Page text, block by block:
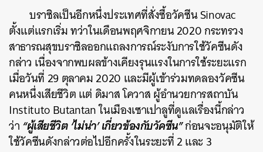
บราซิลเป็นอีกหนึ่งประเทศที่สั่งซื้อวัคซีน Sinovac
ตั้งแต่แรกเริ่ม ทว่าในเดือนพฤศจิกายน 2020 กระทรวง
สาธารณสุขบราซิลออกแถลงการณ์ระงับการใช้วัคซีนดัง
กล่าว เนื่องจากพบผลข้างเคียงรุนแรงในการใช้ระยะแรก
เมื่อวันที่ 29 ตุลาคม 2020 และมีผู้เข้าร่วมทดลองวัคซีน
คนหนึ่งเสียชีวิต แต่ ดิมาส โควาส ผู้อำนวยการสถาบัน
Instituto Butantan ในเมืองเซาเปาลูที่ดูแลเรื่องนี้กล่าว
ว่า“ผู้เสียชีวิต ‘ไม่น่า’ เกี่ยวข้องกับวัคซีน”ก่อนจะอนุมัติให้
ใช้วัคซีนดังกล่าวต่อไปอีกครั้งในระยะที่ 2 และ 3